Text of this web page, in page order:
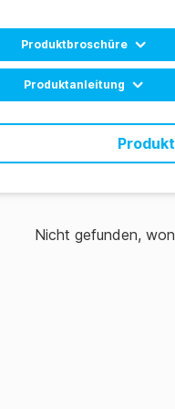
Produktbroschüre
Allergen Product Range (EN)
Produktanleitung
Nicht gefunden,